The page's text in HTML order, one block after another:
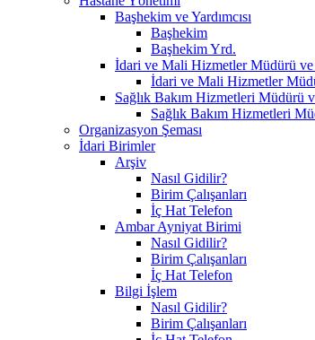
Başhekim ve Yardımcısı
Başhekim
Başhekim Yrd.​
İdari ve Mali Hizmetler Müdürü ve
İdari ve Mali Hizmetler
Sağlık Bakım Hizmetleri Müdürü
Sağlık Bakım Hizmetleri
Organizasyon Şeması
İdari Birimler
Arşiv
Nasıl Gidilir?
Birim Çalışanları
İç Hat Telefon
Ambar Ayniyat Birimi
Nasıl Gidilir?
Birim Çalışanları
İç Hat Telefon
Bilgi İşlem
Nasıl Gidilir?
Birim Çalışanları